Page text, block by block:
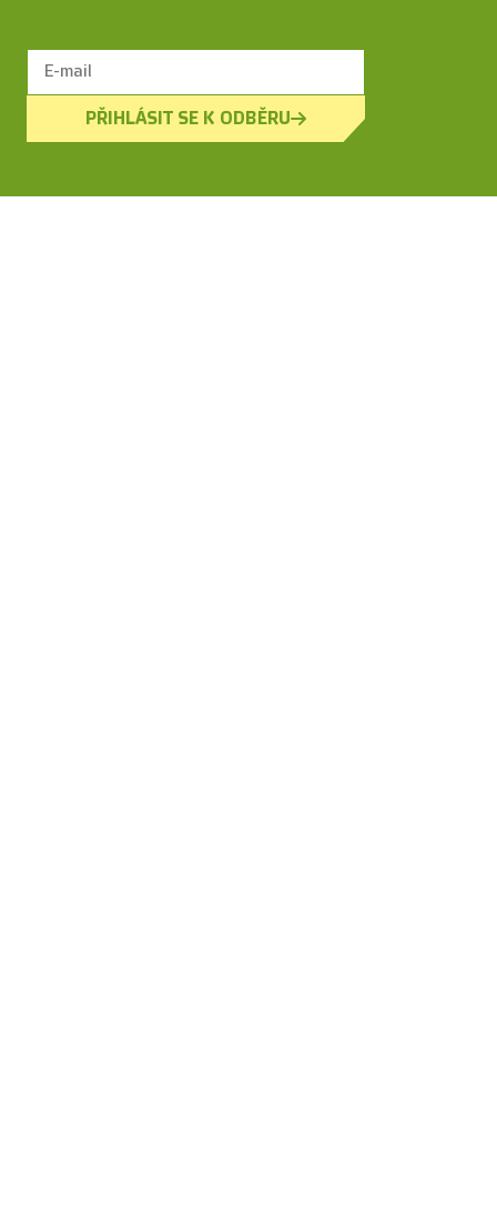
PŘIHLÁSIT SE K ODBĚRU